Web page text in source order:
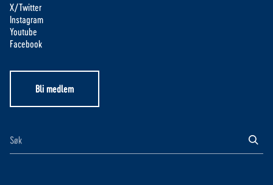
X/Twitter
Instagram
Youtube
Facebook
Bli medlem